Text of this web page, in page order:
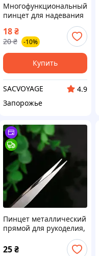
Многофункциональный
пинцет для надевания
ресниц металлический
18₴
20 ₴ -10%
Купить
SACVOYAGE
4.9
Запорожье
Пинцет металлический
прямой для рукоделия,
25₴